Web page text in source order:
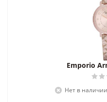
Emporio
Нет в наличии